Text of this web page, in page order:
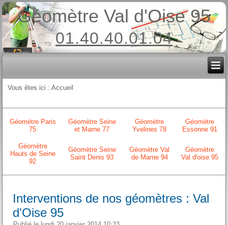
Géomètre Val d'Oise 95
01.40.40.01.04
Vous êtes ici :Accueil
Géomètre Paris
75
Géomètre Seine
et Marne 77
Géomètre
Yvelines 78
Géomètre
Essonne 91
Géomètre
Hauts de Seine
92
Géomètre Seine
Saint Denis 93
Géomètre Val
de Marne 94
Géomètre
Val d'oise 95
Interventions de nos géomètres : Val
d'Oise 95